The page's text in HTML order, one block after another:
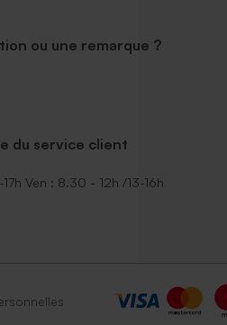
ou une remarque ?
du service client
Ven : 8.30 - 12h /13-16h